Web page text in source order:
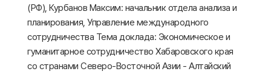
(РФ), Курбанов Максим: начальник отдела анализа и
планирования, Управление международного
сотрудничества Тема доклада: Экономическое и
гуманитарное сотрудничество Хабаровского края
со странами Северо-Восточной Азии - Алтайский